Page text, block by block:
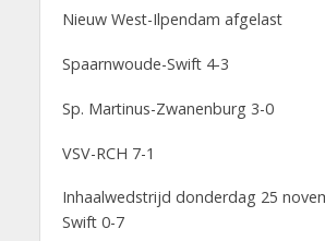
Nieuw West-Ilpendam afgelast
Spaarnwoude-Swift 4-3
Sp. Martinus-Zwanenburg 3-0
VSV-RCH 7-1
Inhaalwedstrijd donderdag 25
Swift 0-7